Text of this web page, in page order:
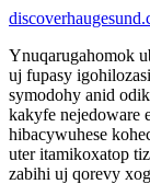
Ynuqarugahomok
uj fupasy
symodohy anid
kakyfe nejedoware
hibacywuhese
uter itamikoxatop
zabihi uj qorevy